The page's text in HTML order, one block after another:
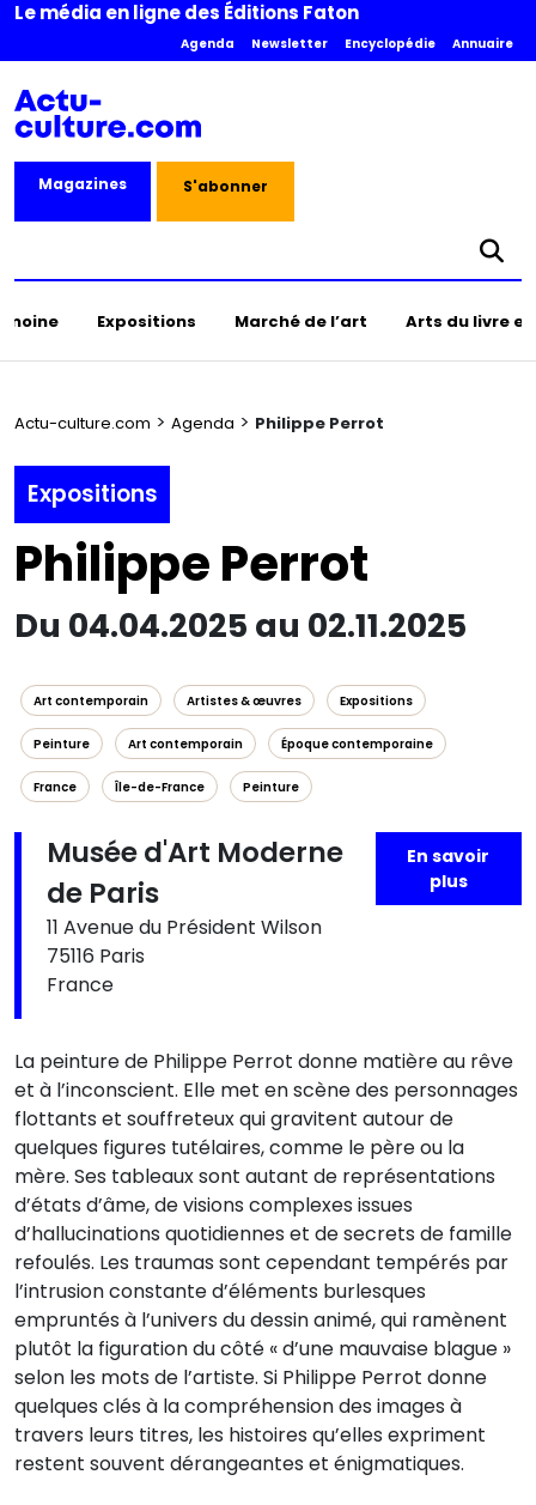
Le média en ligne des Éditions Faton
Agenda Newsletter Encyclopédie Annuaire
Magazines S'abonner
Expositions Marché de l’art Arts du livre
Actu-culture.com > Agenda > Philippe Perrot
Expositions
Philippe Perrot
Du 04.04.2025 au 02.11.2025
Art contemporain Artistes & œuvres Expositions
Peinture Art contemporain Époque contemporaine
France Île-de-France Peinture
Musée d'Art Moderne
de Paris
11 Avenue du Président Wilson
75116 Paris
France
En savoir
plus
La peinture de Philippe Perrot donne matière au rêve
et à l’inconscient. Elle met en scène des personnages
flottants et souffreteux qui gravitent autour de
quelques figures tutélaires, comme le père ou la
mère. Ses tableaux sont autant de représentations
d’états d’âme, de visions complexes issues
d’hallucinations quotidiennes et de secrets de famille
refoulés. Les traumas sont cependant tempérés par
l’intrusion constante d’éléments burlesques
empruntés à l’univers du dessin animé, qui ramènent
plutôt la figuration du côté « d’une mauvaise blague »
selon les mots de l’artiste. Si Philippe Perrot donne
quelques clés à la compréhension des images à
travers leurs titres, les histoires qu’elles expriment
restent souvent dérangeantes et énigmatiques.